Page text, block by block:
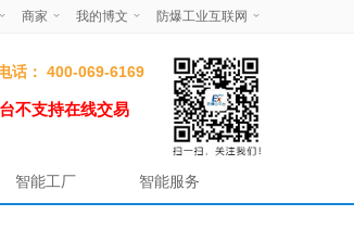
商家 我的博文 防爆工业互联网
话： 400-069-6169
不支持在线交易
智能工厂 智能服务